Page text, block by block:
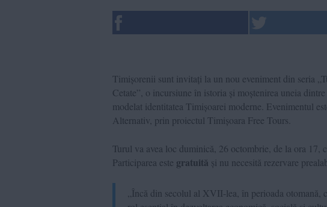
Timișorenii sunt invitați la un nou eveniment din seria
Cetate”, o incursiune în istoria și moștenirea uneia
modelat identitatea Timișoarei moderne. Evenimentul
Alternativ, prin proiectul Timișoara Free Tours.
Turul va avea loc duminică, 26 octombrie, de la ora 17,
Participarea este gratuită și nu necesită rezervare
„Încă din secolul al XVII-lea, în perioada